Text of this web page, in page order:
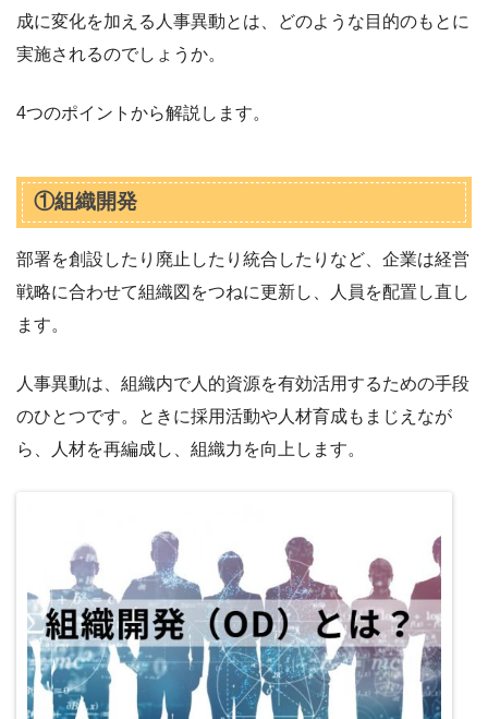
成に変化を加える人事異動とは、どのような目的のもとに
実施されるのでしょうか。
4つのポイントから解説します。
①組織開発
部署を創設したり廃止したり統合したりなど、企業は経営
戦略に合わせて組織図をつねに更新し、人員を配置し直し
ます。
人事異動は、組織内で人的資源を有効活用するための手段
のひとつです。ときに採用活動や人材育成もまじえなが
ら、人材を再編成し、組織力を向上します。